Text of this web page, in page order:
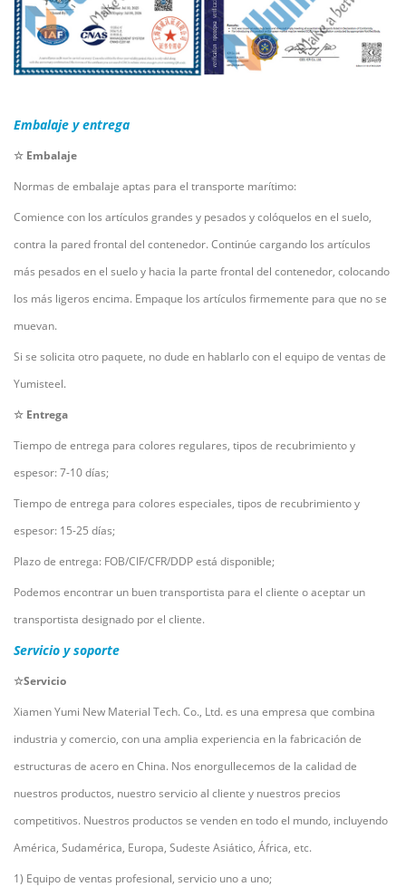
Embalaje y entrega
☆ Embalaje
Normas de embalaje aptas para el transporte marítimo:
Comience con los artículos grandes y pesados y colóquelos en el suelo,
contra la pared frontal del contenedor. Continúe cargando los artículos
más pesados en el suelo y hacia la parte frontal del contenedor, colocando
los más ligeros encima. Empaque los artículos firmemente para que no se
muevan.
Si se solicita otro paquete, no dude en hablarlo con el equipo de ventas de
Yumisteel.
☆ Entrega
Tiempo de entrega para colores regulares, tipos de recubrimiento y
espesor: 7-10 días;
Tiempo de entrega para colores especiales, tipos de recubrimiento y
espesor: 15-25 días;
Plazo de entrega: FOB/CIF/CFR/DDP está disponible;
Podemos encontrar un buen transportista para el cliente o aceptar un
transportista designado por el cliente.
Servicio y soporte
☆Servicio
Xiamen Yumi New Material Tech. Co., Ltd. es una empresa que combina
industria y comercio, con una amplia experiencia en la fabricación de
estructuras de acero en China. Nos enorgullecemos de la calidad de
nuestros productos, nuestro servicio al cliente y nuestros precios
competitivos. Nuestros productos se venden en todo el mundo, incluyendo
América, Sudamérica, Europa, Sudeste Asiático, África, etc.
1) Equipo de ventas profesional, servicio uno a uno;